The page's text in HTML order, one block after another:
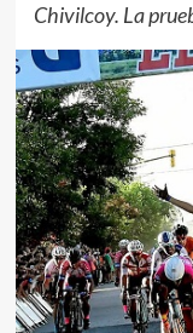
Chivilcoy. La